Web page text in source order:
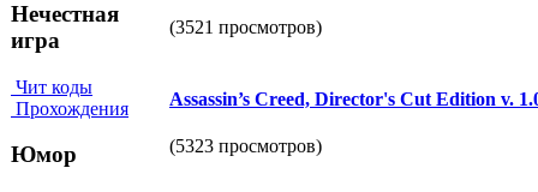
Нечестная
игра
Чит коды
Прохождения
Юмор
(3521 просмотров)
Assassin’s Creed, Director's Cut Edition v.
(5323 просмотров)